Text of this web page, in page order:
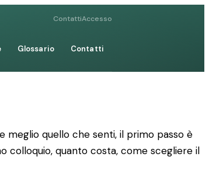
ContattiAccesso
Glossario Contatti
meglio quello che senti, il primo passo è
colloquio, quanto costa, come scegliere il